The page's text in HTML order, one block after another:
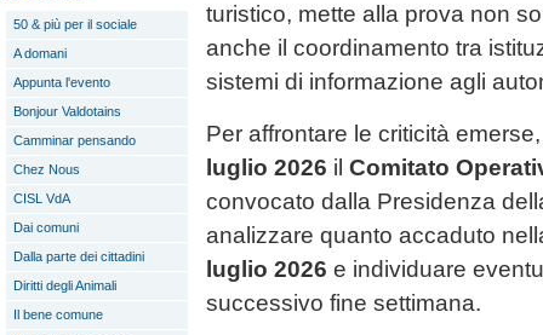
50 & più per il sociale
A domani
Appunta l'evento
Bonjour Valdotains
Camminar pensando
Chez Nous
CISL VdA
Dai comuni
Dalla parte dei cittadini
Diritti degli Animali
Il bene comune
turistico, mette alla prova non
anche il coordinamento tra
sistemi di informazione agli
Per affrontare le criticità
luglio 2026 il Comitato
convocato dalla Presidenza
analizzare quanto accaduto
luglio 2026 e individuare
successivo fine settimana.